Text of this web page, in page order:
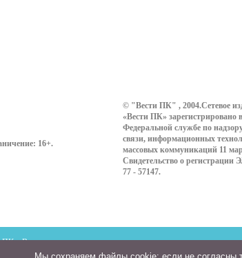
16+.
© "Вести ПК" , 2004.Сетевое
«Вести ПК» зарегистрировано в
Федеральной службе по
связи, информационных
массовых коммуникаций 11
Свидетельство о
77 - 57147.
в Воронеже